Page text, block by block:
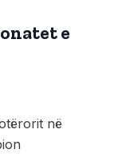
e
në